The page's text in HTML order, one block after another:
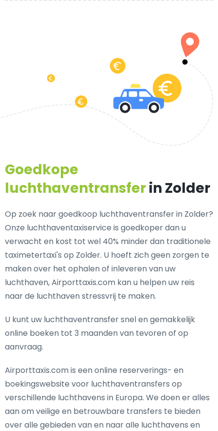
Goedkope
luchthaventransferin Zolder
Op zoek naar goedkoop luchthaventransfer in Zolder?
Onze luchthaventaxiservice is goedkoper dan u
verwacht en kost tot wel 40% minder dan traditionele
taximetertaxi's op Zolder. U hoeft zich geen zorgen te
maken over het ophalen of inleveren van uw
luchthaven, Airporttaxis.com kan u helpen uw reis
naar de luchthaven stressvrij te maken.
U kunt uw luchthaventransfer snel en gemakkelijk
online boeken tot 3 maanden van tevoren of op
aanvraag.
Airporttaxis.com is een online reserverings- en
boekingswebsite voor luchthaventransfers op
verschillende luchthavens in Europa. We doen er alles
aan om veilige en betrouwbare transfers te bieden
over alle gebieden van en naar alle luchthavens en